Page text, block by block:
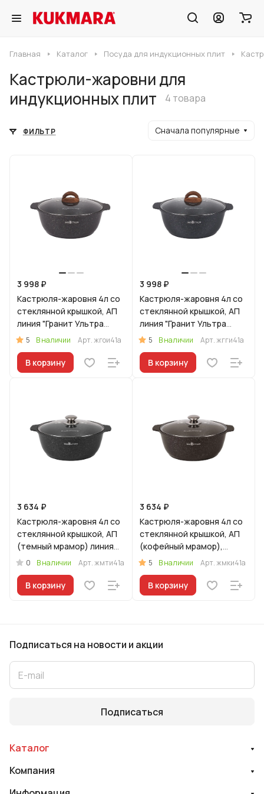
Главная Каталог Посуда для индукционных плит
Кастрюли-жаровни для
индукционных плит
4 товара
ФИЛЬТР Сначала популярные
3 998 ₽
Кастрюля-жаровня 4л со
стеклянной крышкой, АП
линия "Гранит Ультра
Индукционная"
5 В наличии Арт.жгои41а
В корзину
3 998 ₽
Кастрюля-жаровня 4л со
стеклянной крышкой, АП
линия "Гранит Ультра
Индукционная" (синий)
5 В наличии Арт.жгги41а
В корзину
3 634 ₽
Кастрюля-жаровня 4л со
стеклянной крышкой, АП
(темный мрамор) линия
"Мраморная
0 В наличии Арт.жмти41а
В корзину
3 634 ₽
Кастрюля-жаровня 4л со
стеклянной крышкой, АП
(кофейный мрамор),
линия "Мраморная
5 В наличии Арт.жмки41а
В корзину
Подписаться на новости и акции
Подписаться
Каталог
Компания